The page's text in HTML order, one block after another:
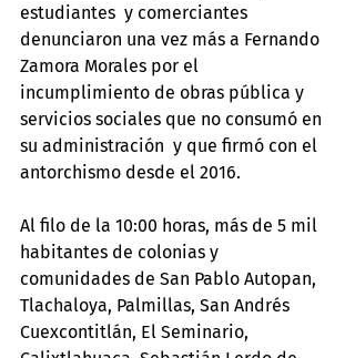
estudiantes  y comerciantes
denunciaron una vez más a Fernando
Zamora Morales por el
incumplimiento de obras pública y
servicios sociales que no consumó en
su administración  y que firmó con el
antorchismo desde el 2016.
Al filo de la 10:00 horas, más de 5 mil
habitantes de colonias y
comunidades de San Pablo Autopan,
Tlachaloya, Palmillas, San Andrés
Cuexcontitlán, El Seminario,